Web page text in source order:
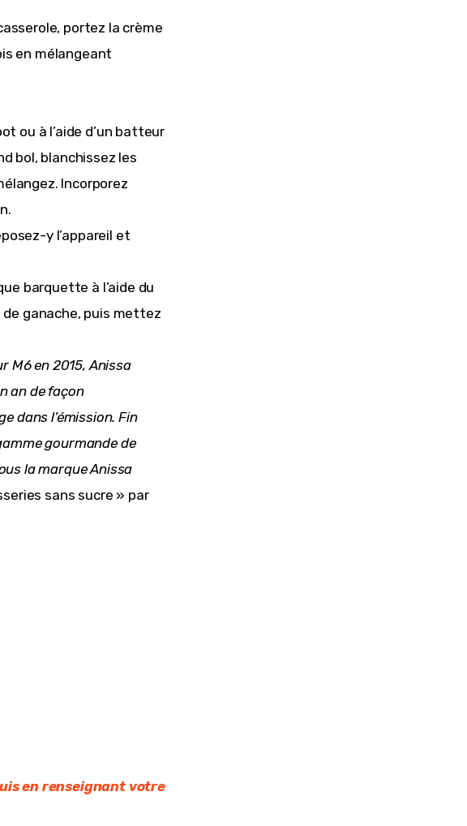
portez la crème
en mélangeant
ou à l’aide d’un batteur
bol, blanchissez les
Incorporez
y l’appareil et
barquette à l’aide du
ganache, puis mettez
M6en 2015, Anissa
an de façon
dans l’émission. Fin
gourmande de
la marque Anissa
sans sucre » par
en renseignant votre